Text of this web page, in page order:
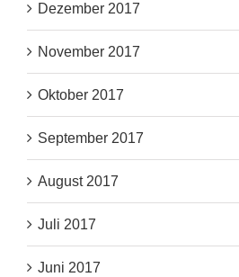
Dezember 2017
November 2017
Oktober 2017
September 2017
August 2017
Juli 2017
Juni 2017